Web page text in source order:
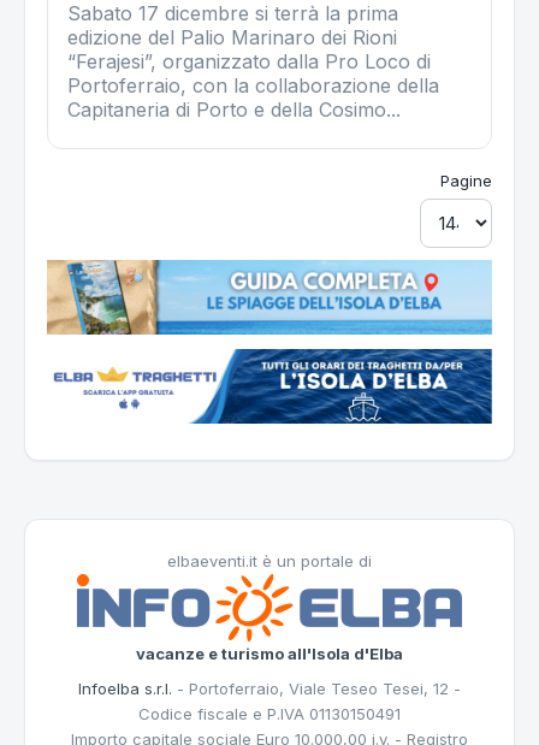
Sabato 17 dicembre si terrà la prima
edizione del Palio Marinaro dei Rioni
“Ferajesi”, organizzato dalla Pro Loco di
Portoferraio, con la collaborazione della
Capitaneria di Porto e della Cosimo...
Pagine
elbaeventi.it è un portale di
vacanze e turismo all'Isola d'Elba
Infoelba s.r.l. - Portoferraio, Viale Teseo Tesei, 12 -
Codice fiscale e P.IVA 01130150491
Importo capitale sociale Euro 10.000,00 i.v. - Registro